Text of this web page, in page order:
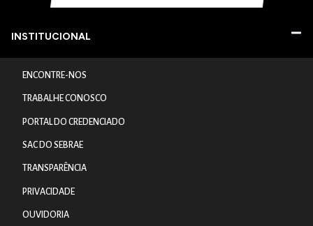
INSTITUCIONAL
ENCONTRE-NOS
TRABALHE CONOSCO
PORTAL DO CREDENCIADO
SAC DO SEBRAE
TRANSPARÊNCIA
PRIVACIDADE
OUVIDORIA